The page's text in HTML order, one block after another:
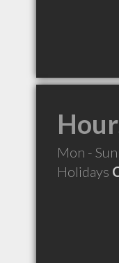
Mon - Sun
Holidays